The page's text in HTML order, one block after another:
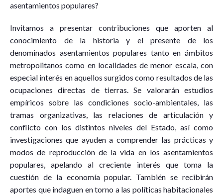
asentamientos populares?
Invitamos a presentar contribuciones que aporten al
conocimiento de la historia y el presente de los
denominados asentamientos populares tanto en ámbitos
metropolitanos como en localidades de menor escala, con
especial interés en aquellos surgidos como resultados de las
ocupaciones directas de tierras. Se valorarán estudios
empíricos sobre las condiciones socio-ambientales, las
tramas organizativas, las relaciones de articulación y
conflicto con los distintos niveles del Estado, así como
investigaciones que ayuden a comprender las prácticas y
modos de reproducción de la vida en los asentamientos
populares, apelando al creciente interés que toma la
cuestión de la economía popular. También se recibirán
aportes que indaguen en torno a las políticas habitacionales